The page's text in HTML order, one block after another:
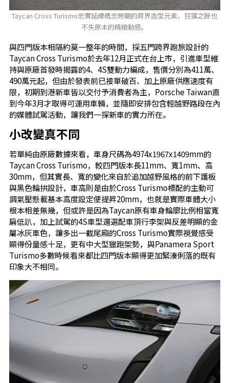
Taycan Cross Turismo忠實延續概念時期的跨界造型元素，狂獷之餘也
不失原本的精緻動感。
與四門版本相隔約莫一整年的時間，採五門跨界跑旅設計的
Taycan Cross Turismo於去年12月正式在台上市，引進車型維
持與原廠首發時揭露的4、4S雙動力編成，售價分別為411萬、
490萬元起，但由於發表前已接單破百、加上原廠供應速度有
限，初期到港新車皆以交付予消費者為主，Porsche Taiwan直
到今年3月才取得可運用車輛，並隨即安排包含輕越野路段在內
的媒體試駕活動，讓我們一探新車的實力所在。
小改變真不同
若單純由原廠數據來看，車身尺碼為4974x1967x1409mm的
Taycan Cross Turismo，較四門版本長11mm、寬1mm、高
30mm，但其實長、寬的變化來自於追加越野風格的前下護板
與黑色輪拱設計，車高則是由於Cross Turismo標配的主動可
調氣壓懸載基本高度設定便提昇20mm，也就是實際車體大小
根本相差無幾，但或許是因為Taycan原有車身輪廓比例相當寬
扁低趴，加上試駕的4S車型還選配車頂行李架與反差明顯的金
屬冰灰車色，讓多出一截尾廂的Cross Turismo實際視覺感受
顯得份量感十足，更有中大型獵跑架勢，與Panamera Sport
Turismo多數時候看來都比四門版本顯得更加緊湊俐落的既有
印象大不相同。